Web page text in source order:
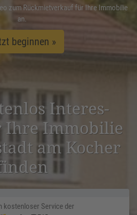
zum Rückmietverkauf für Ihre Immobilie
an.
beginnen »
Inter­es­
Ihre Immobilie
am Kocher
kostenloser Service der